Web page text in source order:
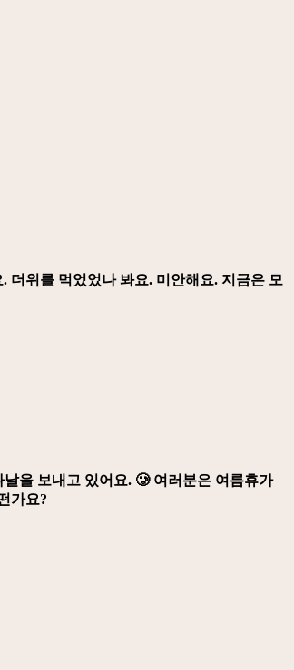
더위를 먹었었나 봐요. 미안해요. 지금은 모
을 보내고 있어요. 🥲 여러분은 여름휴가
가요?